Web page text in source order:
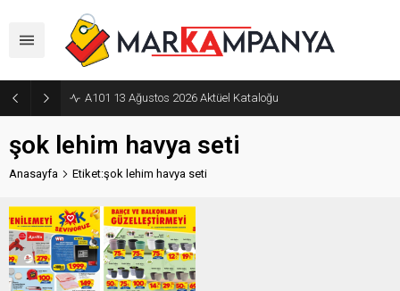
A101 13 Ağustos 2026 Aktüel Kataloğu
şok lehim havya seti
Anasayfa Etiket:şok lehim havya seti